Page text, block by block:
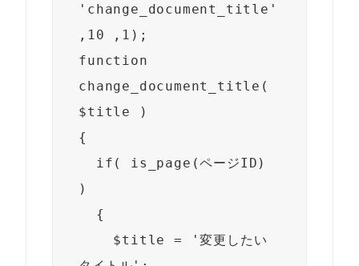
'change_document_title'
,10 ,1);
function
change_document_title(
$title )
{
)